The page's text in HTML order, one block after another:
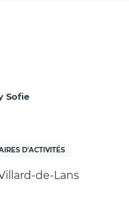
Sofie
D'ACTIVITÉS
de-Lans